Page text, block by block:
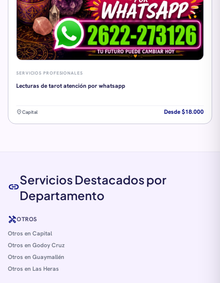
SERVICIOS PROFESIONALES
Lecturas de tarot atención por whatsapp
location_onCapital Desde $18.000
link
Servicios Destacados por
Departamento
handymanOTROS
Otros en Capital
Otros en Godoy Cruz
Otros en Guaymallén
Otros en Las Heras